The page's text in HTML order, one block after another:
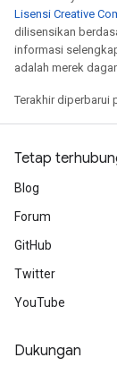
Lisensi Creative
dilisensikan
informasi
adalah merek
Terakhir diperbarui
Tetap
Blog
Forum
GitHub
Twitter
YouTube
Dukungan